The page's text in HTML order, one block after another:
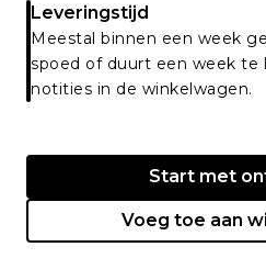
Leveringstijd
Meestal binnen een week
spoed of duurt een week te
notities in de winkelwagen.
Start met
Voeg toe aan